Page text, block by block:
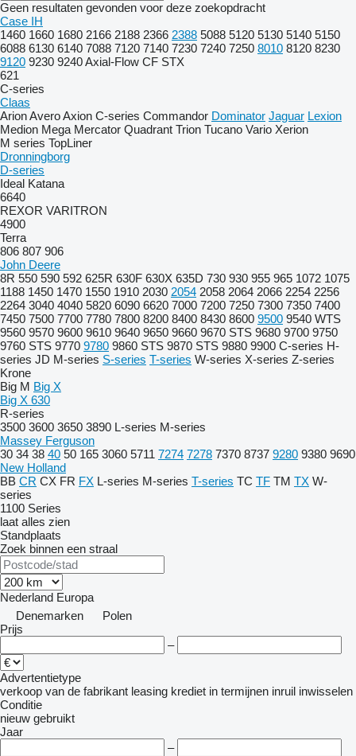
Geen resultaten gevonden voor deze zoekopdracht
Case IH
1460 1660 1680 2166 2188 2366 2388 5088 5120 5130 5140 5150
6088 6130 6140 7088 7120 7140 7230 7240 7250 8010 8120 8230
9120 9230 9240Axial-Flow CF STX
621
C-series
Claas
ArionAveroAxion C-series Commandor Dominator Jaguar Lexion
Medion Mega Mercator Quadrant Trion Tucano Vario Xerion
M series TopLiner
Dronningborg
D-series
Ideal Katana
6640
REXOR VARITRON
4900
Terra
806 807 906
John Deere
8R 550 590 592 625R 630F 630X 635D 730 930 955 965 1072 1075
1188 1450 1470 1550 1910 2030 2054 2058 2064 2066 2254 2256
2264 3040 4040 5820 6090 6620 7000 7200 7250 7300 7350 7400
7450 7500 7700 7780 7800 8200 8400 8430 8600 9500 9540 WTS
9560 9570 9600 9610 9640 9650 9660 9670 STS 9680 9700 9750
9760 STS 9770 9780 9860 STS 9870 STS 9880 9900 C-series H-
series JD M-series S-series T-series W-series X-series Z-series
Krone
Big M Big X
Big X 630
R-series
3500 3600 3650 3890 L-series M-series
Massey Ferguson
30 34 38 40 50 165 3060 5711 7274 7278 7370 8737 9280 9380 9690
New Holland
BB CR CX FR FX L-series M-series T-series TC TF TM TX W-
series
1100 Series
laat alles zien
Standplaats
Zoek binnen een straal
Nederland Europa
Denemarken
Polen
Prijs
–
Advertentietype
verkoop van de fabrikant leasing krediet in termijnen inruil inwisselen
Conditie
nieuw gebruikt
Jaar
–